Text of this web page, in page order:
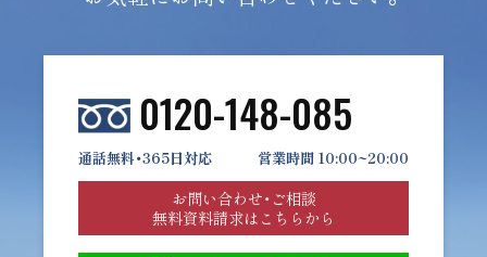
0120-148-085
通話無料・365日対応 営業時間 10:00~20:00
お問い合わせ・ご相談
無料資料請求はこちらから